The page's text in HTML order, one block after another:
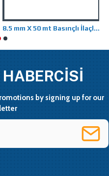
8.5 mm X 50 mt Basınçlı İlaçlama Hortumları
by signing up for our